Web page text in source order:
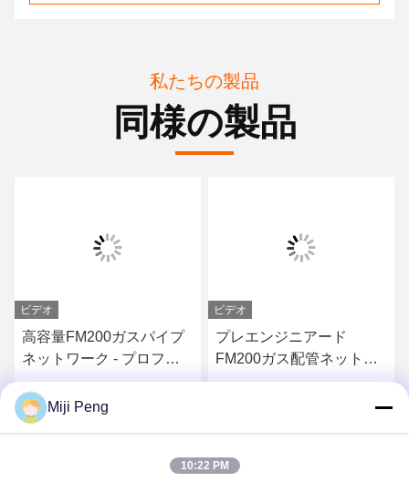
私たちの製品
同様の製品
ビデオ
高容量FM200ガスパイプ
ネットワーク - プロフェ
ッショナルグレードの防
火装置
最高 の 価格 を 入手 する
ビデオ
プレエンジニアード
FM200ガス配管ネットワ
ーク - 発電所向け信頼性
最高 の 価格 を 入手 する
Miji Peng
10:22 PM